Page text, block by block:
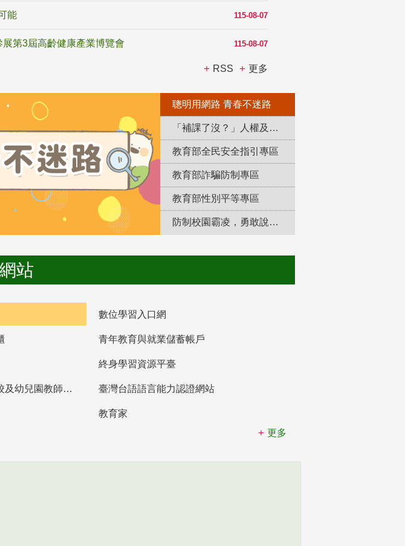
115-08-07
能
115-08-07
第3屆高齡健康產業博覽會
RSS 更多
聰明用網路 青春不迷路
「補課了沒？」人權及轉型正義教育專區
教育部全民安全指引專區
教育部詐騙防制專區
教育部性別平等專區
防制校園霸凌，勇敢說出來！
站
數位學習入口網
青年教育與就業儲蓄帳戶
終身學習資源平臺
教育部高中等以下學校及幼兒園教師資格檢定考試 臺灣台語語言能力認證網站
教育家
更多